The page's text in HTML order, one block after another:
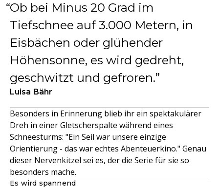
Ob bei Minus 20 Grad im
Tiefschnee auf 3.000 Metern, in
Eisbächen oder glühender
Höhensonne, es wird gedreht,
geschwitzt und gefroren.
Luisa Bähr
Besonders in Erinnerung blieb ihr ein spektakulärer
Dreh in einer Gletscherspalte während eines
Schneesturms: "Ein Seil war unsere einzige
Orientierung - das war echtes Abenteuerkino." Genau
dieser Nervenkitzel sei es, der die Serie für sie so
besonders mache.
Es wird spannend